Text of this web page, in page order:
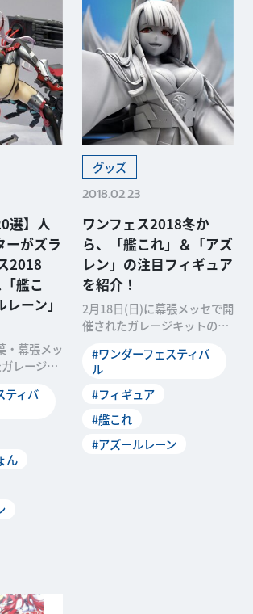
選】人
ーがズラ
2018
艦こ
ーン」
・幕張メッ
レージキ
ティバ
ん
グッズ
2018.02.23
ワンフェス2018冬か
ら、「艦これ」＆「アズ
レン」の注目フィギュア
を紹介！
2月18日(日)に幕張メッセで開
催されたガレージキットの祭
ル2018[冬]
#ワンダーフェスティバ
ル
#フィギュア
#艦これ
#アズールレーン